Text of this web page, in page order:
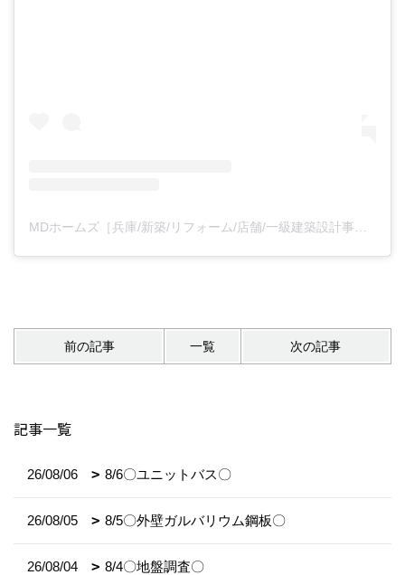
前の記事 一覧 次の記事
記事一覧
26/08/06 8/6〇ユニットバス〇
26/08/05 8/5〇外壁ガルバリウム鋼板〇
26/08/04 8/4〇地盤調査〇